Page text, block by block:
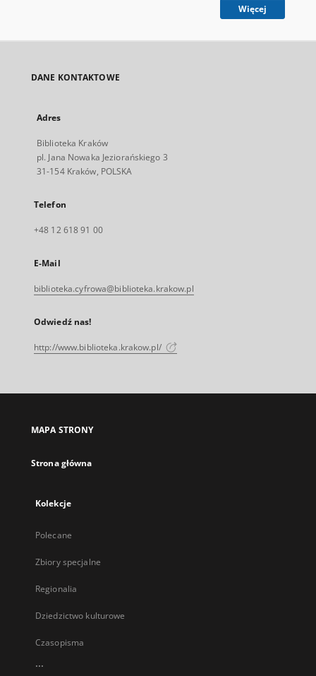
Więcej
DANE KONTAKTOWE
Adres
Biblioteka Kraków
pl. Jana Nowaka Jeziorańskiego 3
31-154 Kraków, POLSKA
Telefon
+48 12 618 91 00
E-Mail
biblioteka.cyfrowa@biblioteka.krakow.pl
Odwiedź nas!
http://www.biblioteka.krakow.pl/
MAPA STRONY
Strona główna
Kolekcje
Polecane
Zbiory specjalne
Regionalia
Dziedzictwo kulturowe
Czasopisma
...